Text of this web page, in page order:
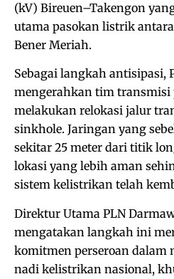
(kV) Bireuen–Takengon
utama pasokan listrik
Bener Meriah.
Sebagai langkah antisipasi,
mengerahkan tim transmisi
melakukan relokasi jalur
sinkhole. Jaringan yang
sekitar 25 meter dari titik
lokasi yang lebih aman
sistem kelistrikan telah
Direktur Utama PLN
mengatakan langkah ini
komitmen perseroan dalam
nadi kelistrikan nasional,